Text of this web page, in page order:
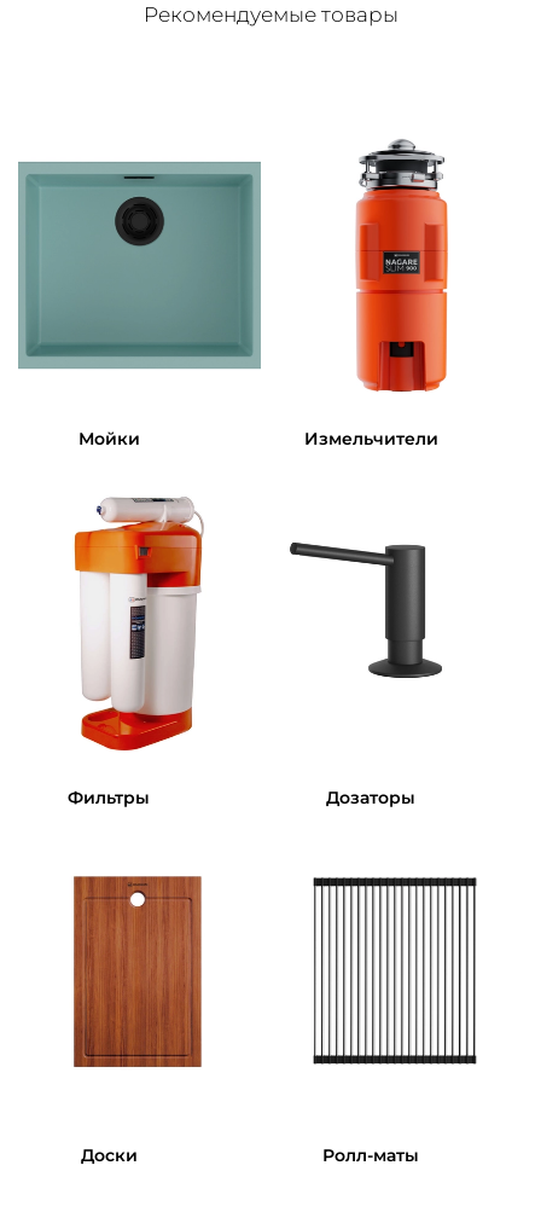
Рекомендуемые товары
Мойки Измельчители
Фильтры Дозаторы
Доски Ролл-маты